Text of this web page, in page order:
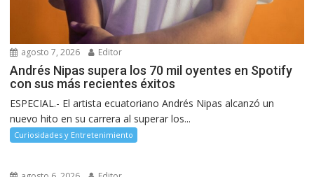
agosto 7, 2026 Editor
Andrés Nipas supera los 70 mil oyentes en Spotify
con sus más recientes éxitos
ESPECIAL.- El artista ecuatoriano Andrés Nipas alcanzó un
nuevo hito en su carrera al superar los...
Curiosidades y Entretenimiento